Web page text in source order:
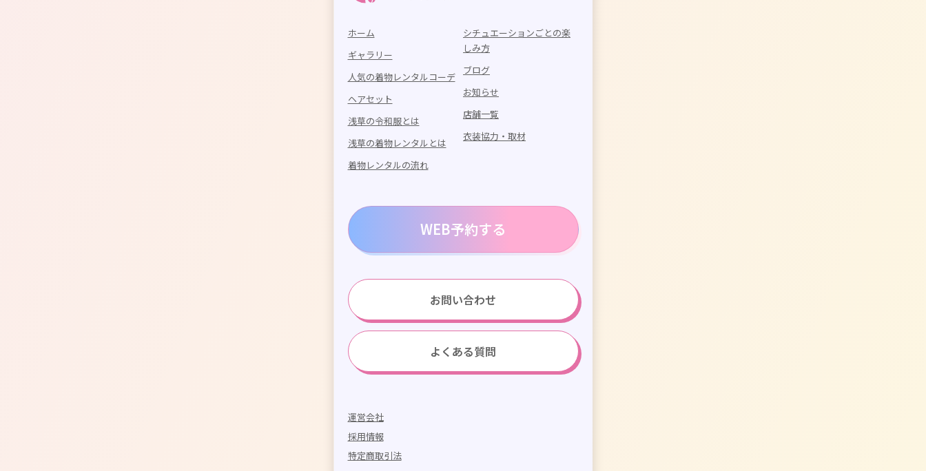
ホーム
ギャラリー
人気の着物レンタルコーデ
ヘアセット
浅草の令和服とは
浅草の着物レンタルとは
着物レンタルの流れ
シチュエーションごとの楽
しみ方
ブログ
お知らせ
店舗一覧
衣装協力・取材
WEB予約する
お問い合わせ
よくある質問
運営会社
採用情報
特定商取引法